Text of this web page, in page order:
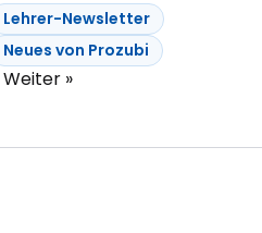
Lehrer-Newsletter
Neues von Prozubi
Weiter »